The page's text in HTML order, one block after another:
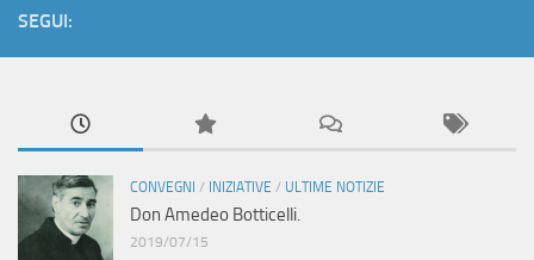
SEGUI:
CONVEGNI / INIZIATIVE / ULTIME NOTIZIE
Don Amedeo Botticelli.
2019/07/15